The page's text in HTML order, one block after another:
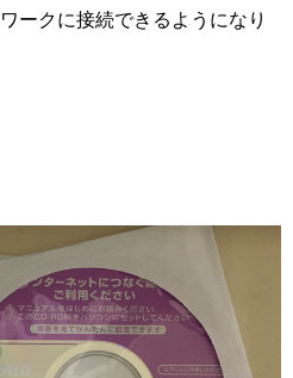
ークに接続できるようになり